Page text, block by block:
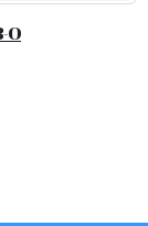
O